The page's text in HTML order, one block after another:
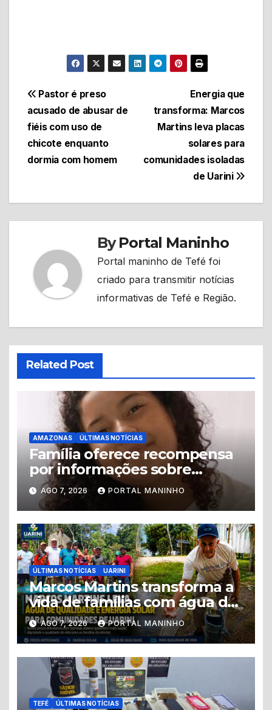
Navegação
de
Post
Energia que
transforma: Marcos
Martins leva placas
solares para
comunidades isoladas
de Uarini
Pastor é preso
acusado de abusar de
fiéis com uso de
chicote enquanto
dormia com homem
ByPortal Maninho
Portal maninho de Tefé foi
criado para transmitir notícias
informativas de Tefé e Região.
Related Post
AMAZONAS ÚLTIMAS NOTÍCIAS
Família oferece recompensa
por informações sobre
adolescente desaparecida
em Manaus
AGO 7, 2026 PORTAL MANINHO
ÚLTIMAS NOTÍCIAS UARINI
Marcos Martins transforma a
vida de famílias com água de
qualidade e energia solar em
Uarini
AGO 7, 2026 PORTAL MANINHO
TEFÉ ÚLTIMAS NOTÍCIAS